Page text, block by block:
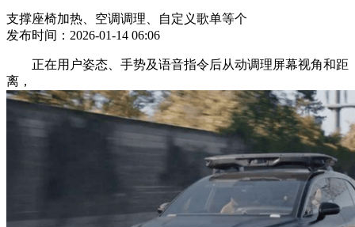
支撑座椅加热、空调调理、自定义歌单等个
发布时间：2026-01-14 06:06
正在用户姿态、手势及语音指令后从动调理屏幕视角和距
离，